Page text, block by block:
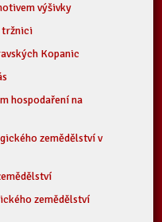
výšivky
tržnici
Kopanic
hospodaření na
zemědělství v
zemědělství